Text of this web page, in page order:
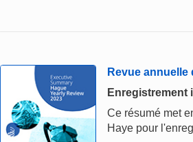
Revue annuelle
Enregistrement
Ce résumé met
Haye pour